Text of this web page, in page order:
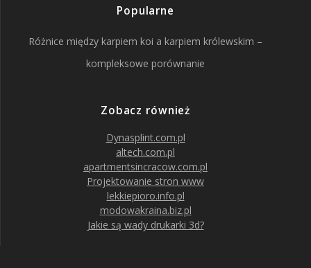
Popularne
Różnice między karpiem koi a karpiem królewskim –
kompleksowe porównanie
Zobacz również
Dynasplint.com.pl
altech.com.pl
apartmentsincracow.com.pl
Projektowanie stron www
lekkiepioro.info.pl
modowakraina.biz.pl
Jakie są wady drukarki 3d?